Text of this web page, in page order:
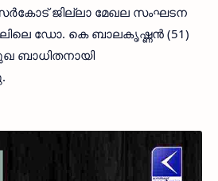
ജില്ലാ മേഖല സംഘടന
ഡോ. കെ ബാലകൃഷ്ണൻ (51)
ബാധിതനായി